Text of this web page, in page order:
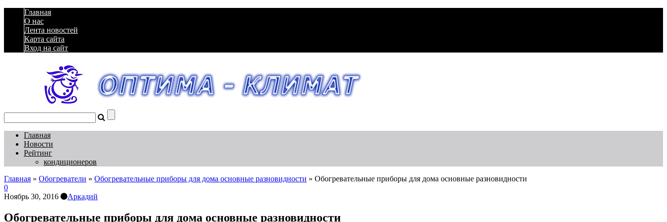
Главная
О нас
Лента новостей
Карта сайта
Вход на сайт
Главная
Новости
Рейтинг
кондиционеров
Главная » Обогреватели » Обогревательные приборы для дома основные разновидности » Обогревательные приборы для дома основные разновидности
0
Ноябрь 30, 2016
Аркадий
Обогревательные приборы для дома основные разновидности